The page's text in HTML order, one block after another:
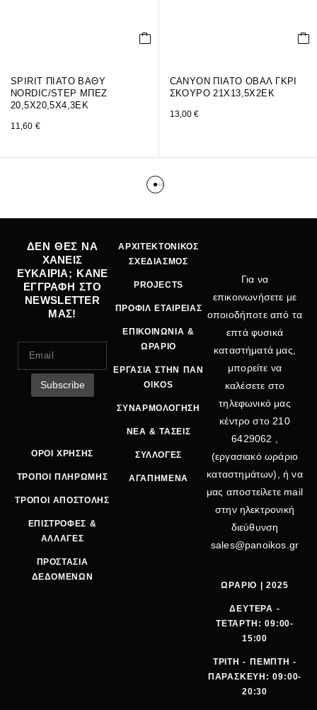
SPIRIT ΠΙΑΤΟ ΒΑΘΥ
NORDIC/STEP ΜΠΕΖ
20,5Χ20,5Χ4,3ΕΚ
11,60 €
CANYON ΠΙΑΤΟ ΟΒΑΛ ΓΚΡΙ
ΣΚΟΥΡΟ 21Χ13,5Χ2ΕΚ
13,00€
ΔΕΝ ΘΕΣ ΝΑ
ΧΑΝΕΙΣ
ΕΥΚΑΙΡΙΑ; ΚΑΝΕ
ΕΓΓΡΑΦΗ ΣΤΟ
NEWSLETTER
ΜΑΣ!
ΟΡΟΙ ΧΡΗΣΗΣ
ΤΡΟΠΟΙ ΠΛΗΡΩΜΗΣ
ΤΡΟΠΟΙ ΑΠΟΣΤΟΛΗΣ
ΕΠΙΣΤΡΟΦΕΣ &
ΑΛΛΑΓΕΣ
ΠΡΟΣΤΑΣΙΑ
ΔΕΔΟΜΕΝΩΝ
ΑΡΧΙΤΕΚΤΟΝΙΚΟΣ
ΣΧΕΔΙΑΣΜΟΣ
PROJECTS
ΠΡΟΦΙΛ ΕΤΑΙΡΕΙΑΣ
ΕΠΙΚΟΙΝΩΝΙΑ &
ΩΡΑΡΙΟ
ΕΡΓΑΣΙΑ ΣΤΗΝ ΠΑΝ
OIKOS
ΣΥΝΑΡΜΟΛΟΓΗΣΗ
ΝΕΑ & ΤΑΣΕΙΣ
ΣΥΛΛΟΓΕΣ
ΑΓΑΠΗΜΕΝΑ
Για να
επικοινωνήσετε με
οποιοδήποτε από τα
επτά φυσικά
καταστήματά μας,
μπορείτε να
καλέσετε στο
τηλεφωνικό μας
κέντρο στο 210
6429062
(εργασιακό ωράριο
καταστημάτων), ή να
μας αποστείλετε mail
στην ηλεκτρονική
διεύθυνση
sales@panoikos.gr
ΩΡΑΡΙΟ | 2025
ΔΕΥΤΕΡΑ -
ΤΕΤΑΡΤΗ: 09:00-
15:00
ΤΡΙΤΗ - ΠΕΜΠΤΗ -
ΠΑΡΑΣΚΕΥΗ: 09:00-
20:30